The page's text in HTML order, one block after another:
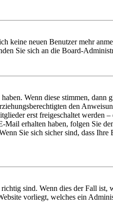
keine neuen Benutzer mehr
Sie sich an die Board-
Wenn diese stimmen, dann
den
erst freigeschaltet werden
erhalten haben, folgen Sie
Sie sich sicher sind, dass
sind. Wenn dies der Fall ist,
vorliegt, welches ein